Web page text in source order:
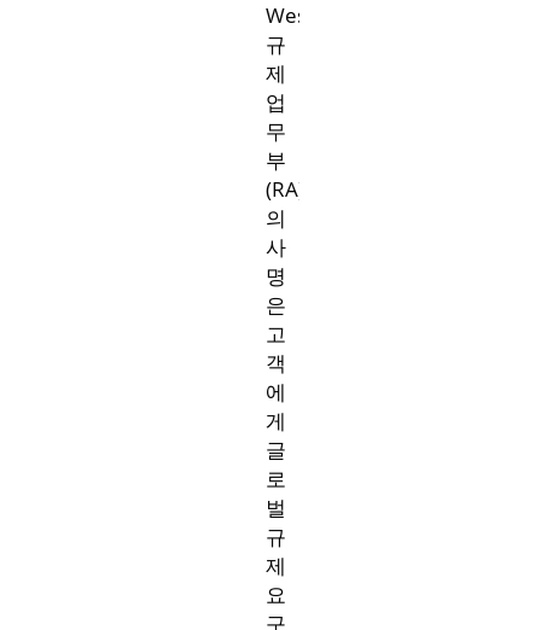
West
규
제
업
무
부
(RA)
의
사
명
은
고
객
에
게
글
로
벌
규
제
요
구